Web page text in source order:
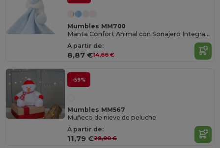
Mumbles MM700
Manta Confort Animal con Sonajero Integrado
A partir de:
8,87 €14,66 €
-59%
Mumbles MM567
Muñeco de nieve de peluche
A partir de:
11,79 €28,90 €